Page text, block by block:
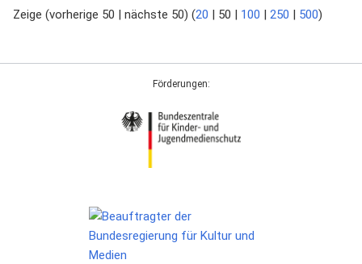
Zeige (vorherige 50 | nächste 50) (20 | 50 | 100 | 250 | 500)
Förderungen: